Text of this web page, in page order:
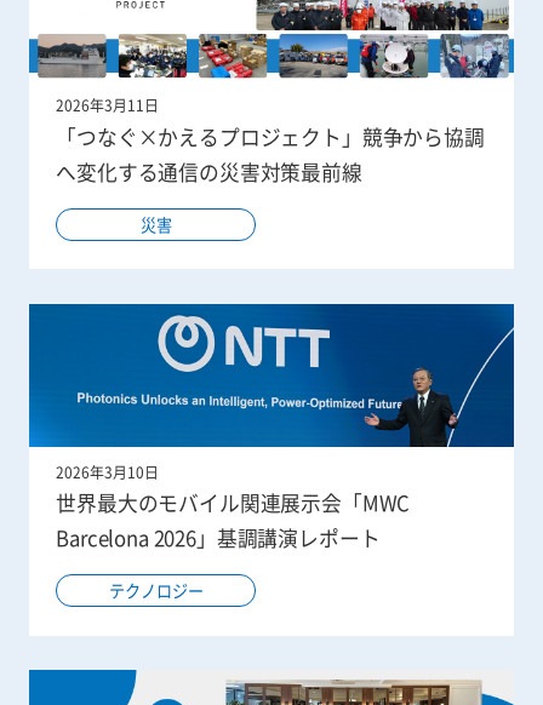
2026年3月11日
「つなぐ×かえるプロジェクト」競争から協調
へ変化する通信の災害対策最前線
災害
2026年3月10日
世界最大のモバイル関連展示会「MWC
Barcelona 2026」基調講演レポート
テクノロジー